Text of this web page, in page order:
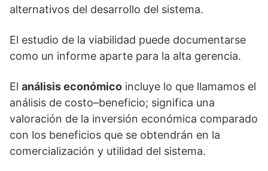
alternativos del desarrollo del sistema.
El estudio de la viabilidad puede documentarse
como un informe aparte para la alta gerencia.
El análisis económico incluye lo que llamamos el
análisis de costo–beneficio; significa una
valoración de la inversión económica comparado
con los beneficios que se obtendrán en la
comercialización y utilidad del sistema.